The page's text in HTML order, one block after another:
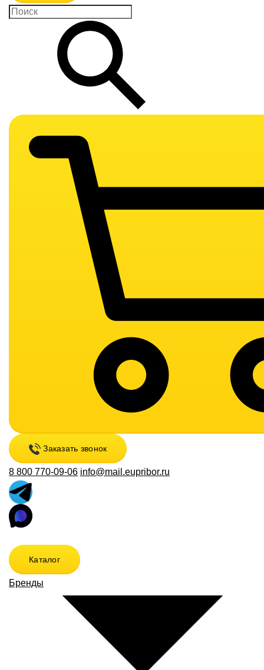
Заказать звонок
8 800 770-09-06 info@mail.eupribor.ru
Каталог
Бренды